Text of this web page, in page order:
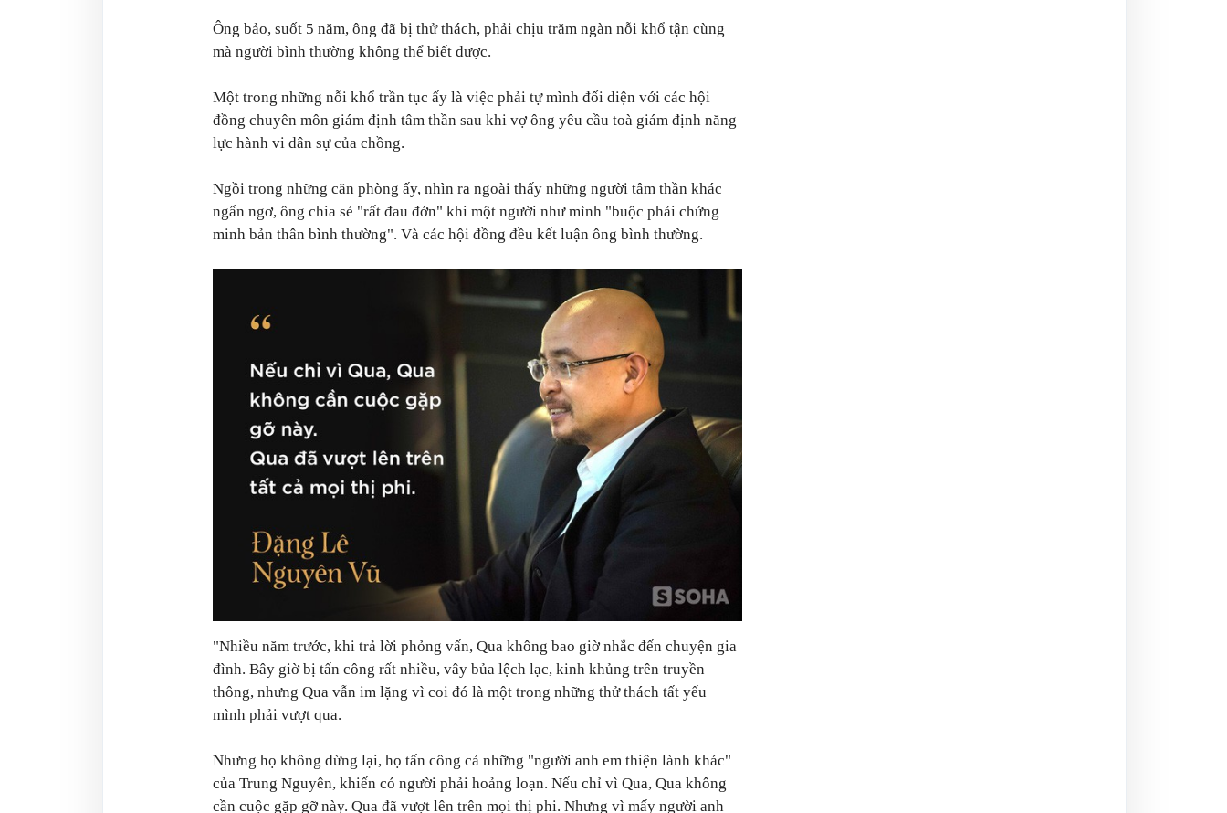
Ông bảo, suốt 5 năm, ông đã bị thử thách, phải chịu trăm ngàn nỗi khổ tận cùng
mà người bình thường không thể biết được.
Một trong những nỗi khổ trần tục ấy là việc phải tự mình đối diện với các hội
đồng chuyên môn giám định tâm thần sau khi vợ ông yêu cầu toà giám định năng
lực hành vi dân sự của chồng.
Ngồi trong những căn phòng ấy, nhìn ra ngoài thấy những người tâm thần khác
ngẩn ngơ, ông chia sẻ "rất đau đớn" khi một người như mình "buộc phải chứng
minh bản thân bình thường". Và các hội đồng đều kết luận ông bình thường.
"Nhiều năm trước, khi trả lời phỏng vấn, Qua không bao giờ nhắc đến chuyện gia
đình. Bây giờ bị tấn công rất nhiều, vây bủa lệch lạc, kinh khủng trên truyền
thông, nhưng Qua vẫn im lặng vì coi đó là một trong những thử thách tất yếu
mình phải vượt qua.
Nhưng họ không dừng lại, họ tấn công cả những "người anh em thiện lành khác"
của Trung Nguyên, khiến có người phải hoảng loạn. Nếu chỉ vì Qua, Qua không
cần cuộc gặp gỡ này. Qua đã vượt lên trên mọi thị phi. Nhưng vì mấy người anh